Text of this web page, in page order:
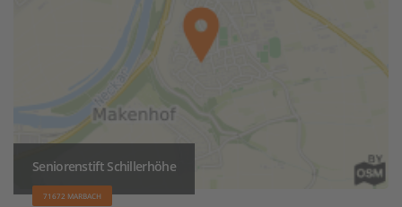
Seniorenstift Schillerhöhe
71672 MARBACH